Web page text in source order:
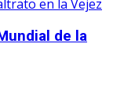
de la